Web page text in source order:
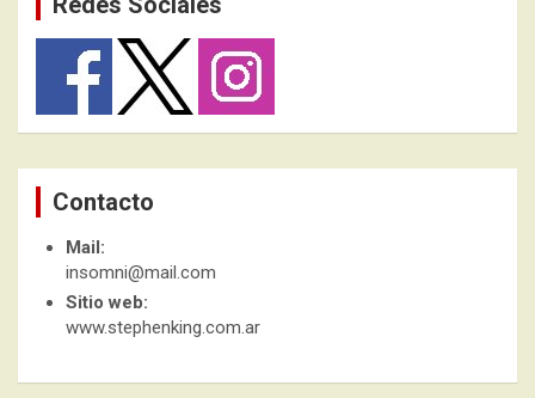
Contacto
Mail:
insomni@mail.com
Sitio web:
www.stephenking.com.ar